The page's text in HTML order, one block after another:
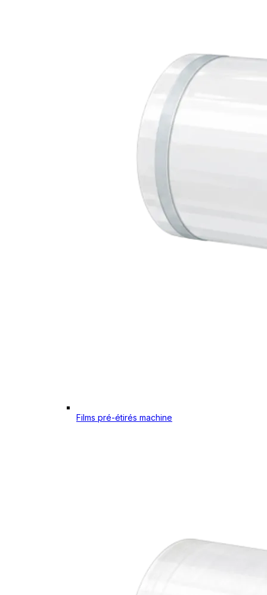
Films pré-étirés machine